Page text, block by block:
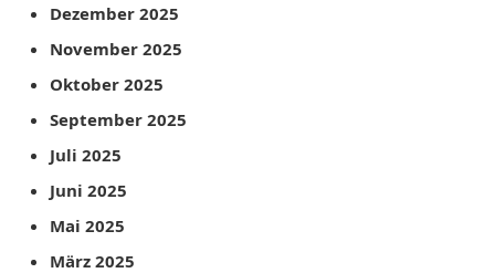
Dezember 2025
November 2025
Oktober 2025
September 2025
Juli 2025
Juni 2025
Mai 2025
März 2025